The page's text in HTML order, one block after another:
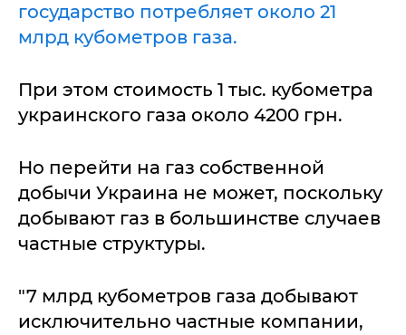
государство потребляет около 21
млрд кубометров газа.
При этом стоимость 1 тыс. кубометра
украинского газа около 4200 грн.
Но перейти на газ собственной
добычи Украина не может, поскольку
добывают газ в большинстве случаев
частные структуры.
"7 млрд кубометров газа добывают
исключительно частные компании,